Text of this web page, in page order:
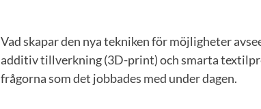
Vad skapar den nya tekniken för möjligheter
additiv tillverkning (3D-print) och smarta
frågorna som det jobbades med under dagen.